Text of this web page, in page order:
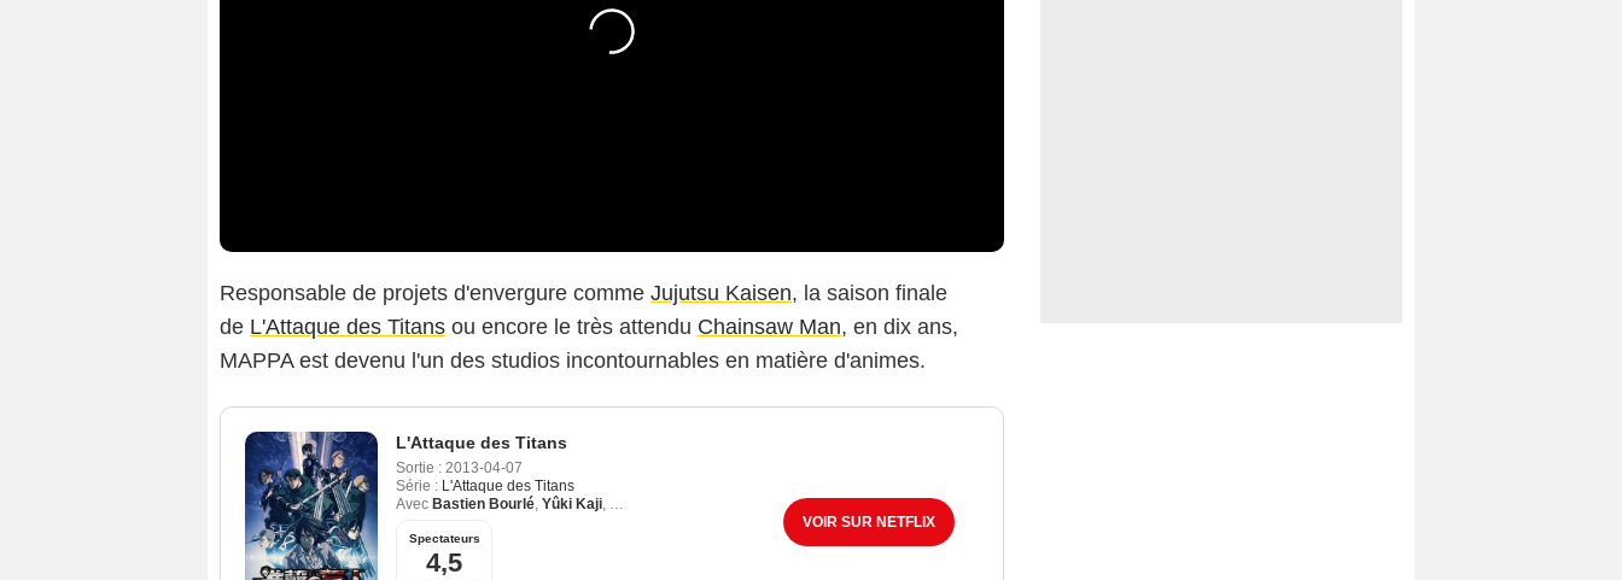
Responsable de projets d'envergure comme Jujutsu Kaisen, la saison finale
de L'Attaque des Titans ou encore le très attendu Chainsaw Man, en dix ans,
MAPPA est devenu l'un des studios incontournables en matière d'animes.
L'Attaque des Titans
Sortie : 2013-04-07
Série : L'Attaque des Titans
Avec Bastien Bourlé, Yûki Kaji, Nathalie Bienaime Yui Ishikawa
Spectateurs
4,5
VOIR SUR NETFLIX